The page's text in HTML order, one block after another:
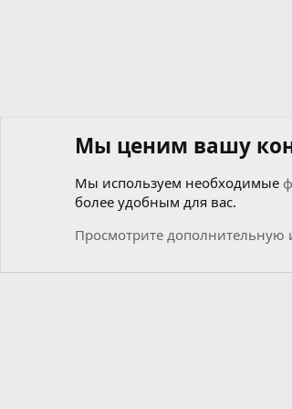
Форумы
Мы ценим вашу
Мы используем необходимые
более удобным для вас.
Просмотрите